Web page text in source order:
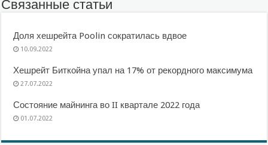
Связанные статьи
Доля хешрейта Poolin сократилась вдвое
10.09.2022
Хешрейт Биткойна упал на 17% от рекордного максимума
27.07.2022
Состояние майнинга во II квартале 2022 года
01.07.2022